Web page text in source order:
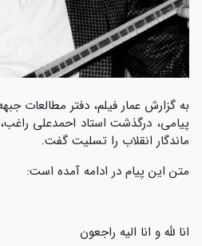
به گزارش عمار فیلم، دفتر مطالعات
پیامی، درگذشت استاد احمدعلی
ماندگار انقلاب را تسلیت گفت.
متن این پیام در ادامه آمده است:
انا لله و انا الیه راجعون